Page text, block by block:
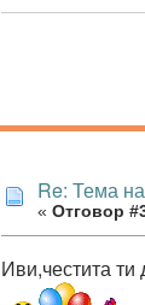
Re: Тема
« Отговор
Иви,честита